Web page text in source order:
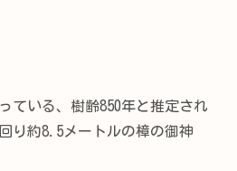
ている、樹齢850年と推定され
り約8.5メートルの樟の御神